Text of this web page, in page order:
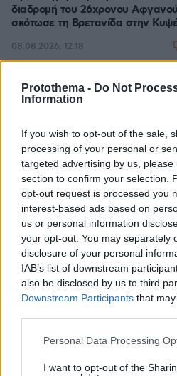
Protothema - Do Not
Information
If you wish to opt-out of the sale,
processing of your personal or
targeted advertising by us,
section to confirm your selection.
opt-out request is processed you
interest-based ads based on
us or personal information
your opt-out. You may separately
disclosure of your personal
IAB’s list of downstream
also be disclosed by us to third
Downstream Participants that
Please note that this website/app
not limited to your visit or usage
Personal Data Processing
I want to opt-out of the
διαδρομή του 26χρονου
σκότωσε τη Βρετανίδα στην
08.08.2026, 12:18
Προήχθη σε Αστυνόμο Α' η
08.08.2026, 14:57
Τι έγραφαν οι ξένοι
τηλεγραφήματά τους από τη
Ασία το 1921
08.08.2026, 10:26
ενώ επιχειρούσε σε μεγάλη